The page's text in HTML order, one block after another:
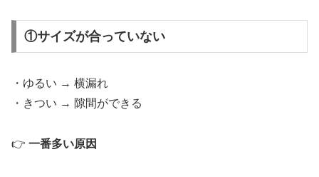
①サイズが合っていない
・ゆるい → 横漏れ
・きつい → 隙間ができる
👉 一番多い原因